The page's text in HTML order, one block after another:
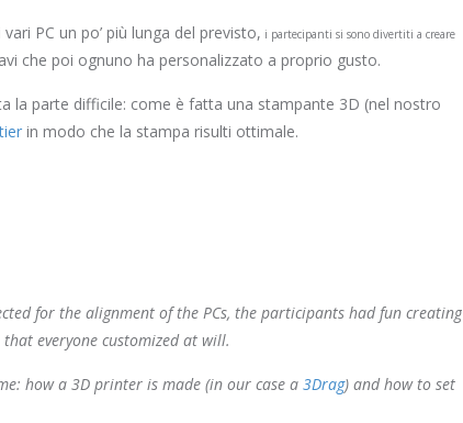
PC un po’ più lunga del previsto, i partecipanti si sono divertiti a creare
che poi ognuno ha personalizzato a proprio gusto.
la parte difficile: come è fatta una stampante 3D (nel nostro
in modo che la stampa risulti ottimale.
for the alignment of the PCs, the participants had fun creating
everyone customized at will.
how a 3D printer is made (in our case a 3Drag) and how to set